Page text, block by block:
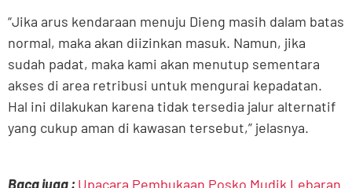
“Jika arus kendaraan menuju Dieng masih dalam batas
normal, maka akan diizinkan masuk. Namun, jika
sudah padat, maka kami akan menutup sementara
akses di area retribusi untuk mengurai kepadatan.
Hal ini dilakukan karena tidak tersedia jalur alternatif
yang cukup aman di kawasan tersebut,” jelasnya.
Baca juga : Upacara Pembukaan Posko Mudik Lebaran